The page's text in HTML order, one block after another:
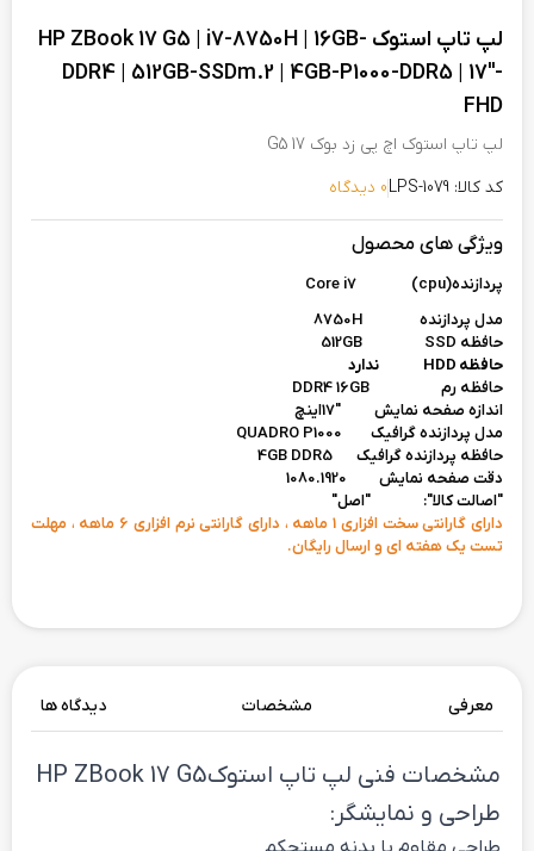
لپ تاپ استوک HP ZBook 17 G5 | i7-8750H | 16GB-
DDR4 | 512GB-SSDm.2 | 4GB-P1000-DDR5 | 17"-
FHD
لپ تاپ استوک اچ پی زد بوک 17 G5
کد کالا: LPS-1079
0 دیدگاه
ویژگی های محصول
پردازنده(cpu)
Core i7
مدل پردازنده 8750H
حافظه 512GB SSD
حافظه HDD ندارد
حافظه رم DDR4 16GB
اندازه صفحه نمایش "17اینچ
مدل پردازنده گرافیک
حافظه پردازنده گرافیک 4GB DDR5
دقت صفحه نمایش
1080.1920
"اصالت کالا": "اصل"
دارای گارانتی سخت افزاری 1 ماهه ، دارای گارانتی نرم افزاری 6 ماهه ، مهلت
تست یک هفته ای و ارسال رایگان.
معرفی مشخصات دیدگاه ها
مشخصات فنی لپ تاپ استوک HP ZBook 17 G5
طراحی و نمایشگر: